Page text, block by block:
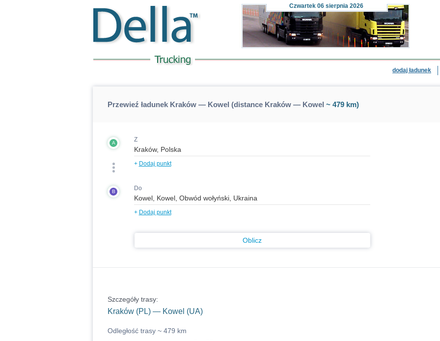
Czwartek06 sierpnia 2026
dodaj ładunek
Przewieź ładunek Kraków — Kowel (distance Kraków — Kowel ~ 479 km)
A Z
+ Dodaj punkt
B Do
+ Dodaj punkt
Oblicz
Szczegóły trasy:
Kraków (PL) — Kowel (UA)
Odległość trasy ~ 479 km